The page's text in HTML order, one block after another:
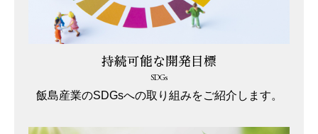
持続可能な開発目標
SDGs
飯島産業のSDGsへの取り組みをご紹介します。